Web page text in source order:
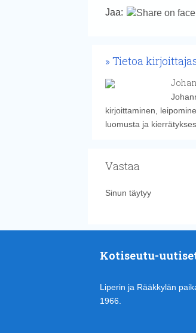
Jaa:
Tietoa
kirjoittaminen,
luomusta ja
Vastaa
Sinun täytyy
Kotiseutu-
Liperin ja Rääkkylän
1966.